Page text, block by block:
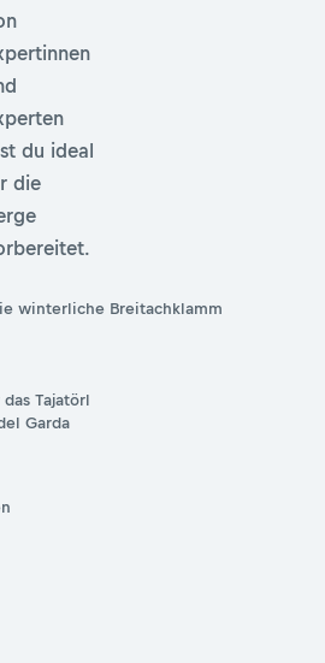
du ideal
die
winterliche Breitachklamm
Tajatörl
Garda